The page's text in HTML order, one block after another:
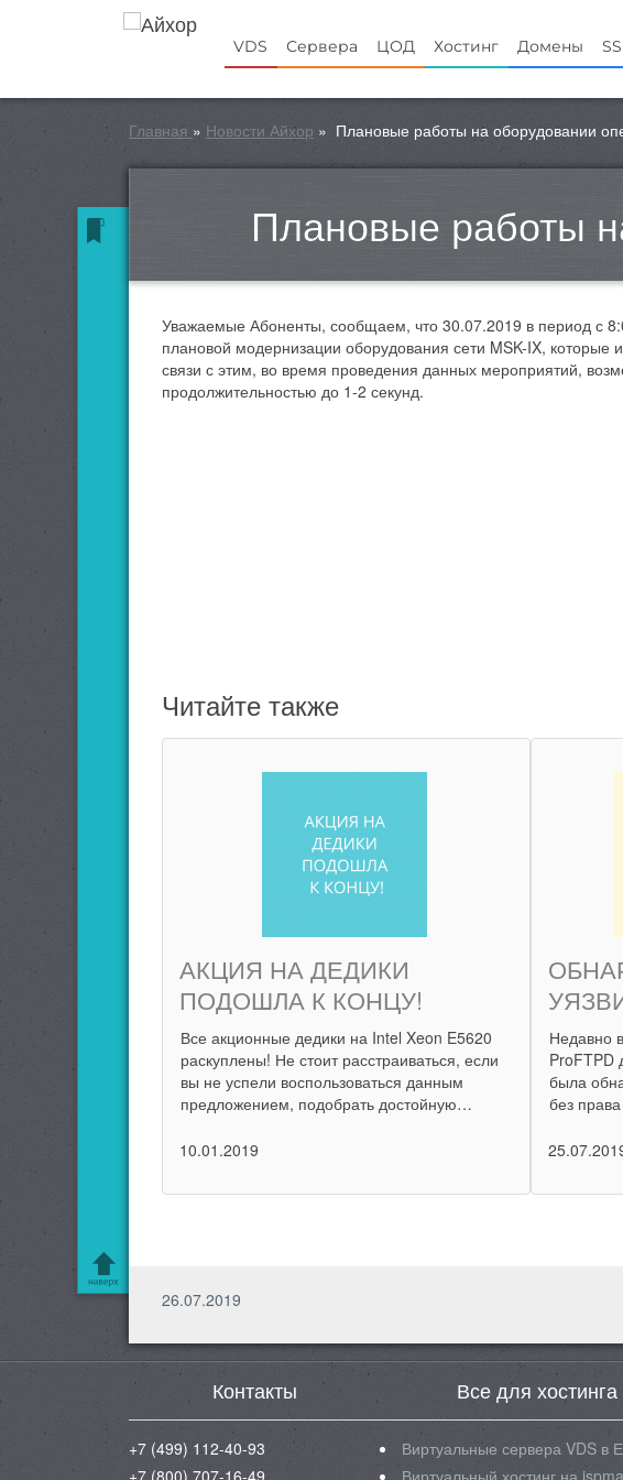
VDS Сервера ЦОД Хостинг Домены
Главная » Новости Айхор » Плановые работы на оборудовании
Плановые работы
Уважаемые Абоненты, сообщаем, что 30.07.2019 в период с
плановой модернизации оборудования сети MSK-IX,
связи с этим, во время проведения данных мероприятий,
продолжительностью до 1-2 секунд.
Читайте также
АКЦИЯ НА ДЕДИКИ
ПОДОШЛА К КОНЦУ!
Все акционные дедики на Intel Xeon E5620
раскуплены! Не стоит расстраиваться, если
вы не успели воспользоваться данным
предложением, подобрать достойную…
10.01.2019
Недавно
ProFTPD
была
без
26.07.2019
Контакты
+7 (499) 112-40-93
+7 (800) 707-16-49
Все для
Виртуальные сервера VDS в
Виртуальный хостинг на